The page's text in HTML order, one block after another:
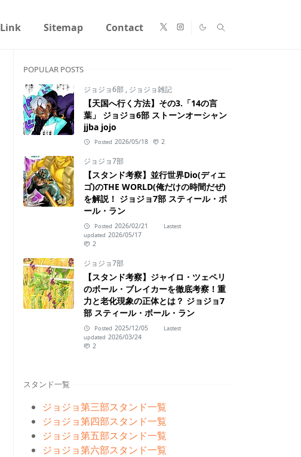
Link Sitemap Contact
POPULAR POSTS
ジョジョ6部 , ジョジョ雑記
【天国へ行く方法】その3.「14の言
葉」 ジョジョ6部 ストーンオーシャン
jjba jojo
Posted 2026/05/18 2
ジョジョ7部
【スタンド考察】並行世界Dio(ディエ
ゴ)のTHE WORLD(俺だけの時間だぜ)
を解説！ ジョジョ7部 スティール・ボ
ール・ラン
Posted 2026/02/21
Lastest
updated 2026/05/17
2
ジョジョ7部
【スタンド考察】ジャイロ・ツェペリ
のボール・ブレイカーを徹底考察！重
力と老化現象の正体とは？ ジョジョ7
部 スティール・ボール・ラン
Posted 2025/12/05
Lastest
updated 2026/03/24
2
スタンド一覧
ジョジョ第三部スタンド一覧
ジョジョ第四部スタンド一覧
ジョジョ第五部スタンド一覧
ジョジョ第六部スタンド一覧